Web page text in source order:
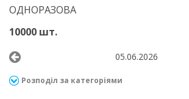
ОДНОРАЗОВА
10000 шт.
05.06.2026
Розподіл за категоріями